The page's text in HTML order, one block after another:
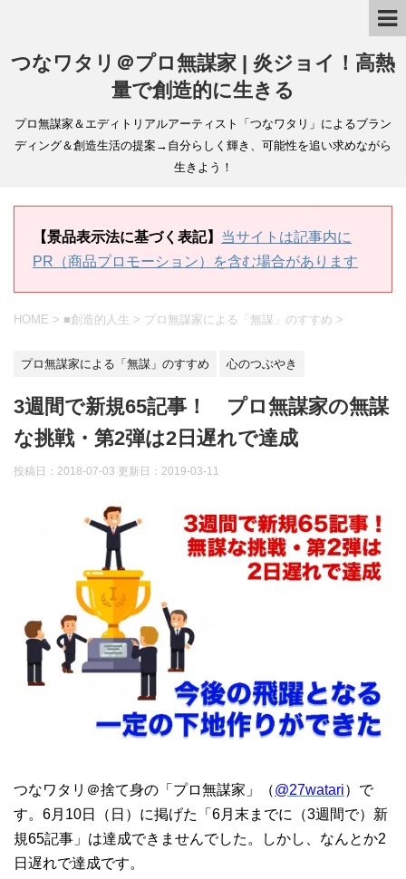
つなワタリ＠プロ無謀家 | 炎ジョイ！高熱
量で創造的に生きる
プロ無謀家＆エディトリアルアーティスト「つなワタリ」によるブラン
ディング＆創造生活の提案→自分らしく輝き、可能性を追い求めながら
生きよう！
【景品表示法に基づく表記】 当サイトは記事内に
PR（商品プロモーション）を含む場合があります
HOME > ■創造的人生 > プロ無謀家による「無謀」のすすめ >
プロ無謀家による「無謀」のすすめ 心のつぶやき
3週間で新規65記事！ プロ無謀家の無謀
な挑戦・第2弾は2日遅れで達成
投稿日：2018-07-03 更新日： 2019-03-11
つなワタリ＠捨て身の「プロ無謀家」（@27watari）で
す。6月10日（日）に掲げた「6月末までに（3週間で）新
規65記事」は達成できませんでした。しかし、なんとか2
日遅れで達成です。